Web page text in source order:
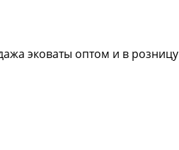
эковаты оптом и в розницу